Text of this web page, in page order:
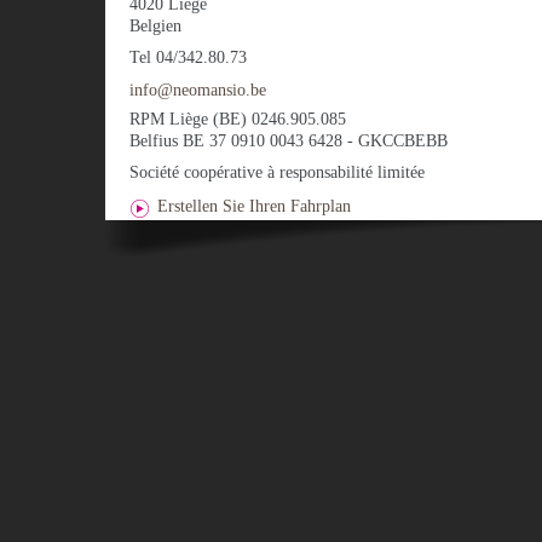
4020
Liège
Belgien
Tel 04/342.80.73
info@neomansio.be
RPM Liège (BE) 0246.905.085
Belfius BE 37 0910 0043 6428 - GKCCBEBB
Société coopérative à responsabilité limitée
Erstellen Sie Ihren Fahrplan